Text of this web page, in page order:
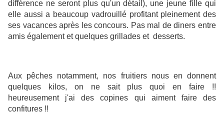
différence ne seront plus qu'un détail), une jeune fille qui
elle aussi a beaucoup vadrouillé profitant pleinement des
ses vacances après les concours. Pas mal de diners entre
amis également et quelques grillades et desserts.
Aux pêches notamment, nos fruitiers nous en donnent
quelques kilos, on ne sait plus quoi en faire !!
heureusement j'ai des copines qui aiment faire des
confitures !!